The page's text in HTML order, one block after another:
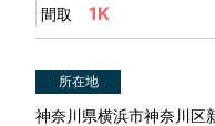
間取 1K
所在地
神奈川県横浜市神奈川